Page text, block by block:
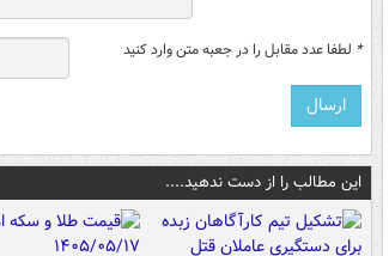
* لطفا عدد مقابل را در جعبه متن وارد کنید
این مطالب را از دست ندهید....